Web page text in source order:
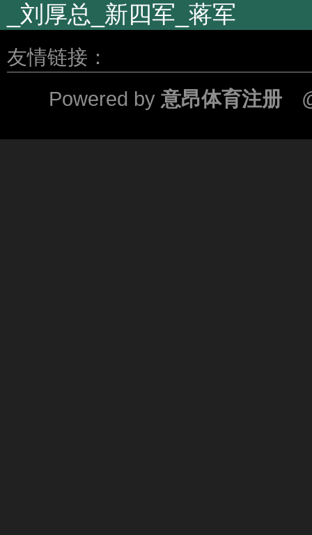
_刘厚总_新四军_蒋军
友情链接：
Powered by 意昂体育注册